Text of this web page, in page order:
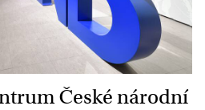
České národní